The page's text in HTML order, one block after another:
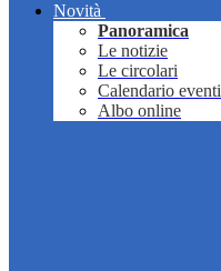
Novità
Panoramica
Le notizie
Le circolari
Calendario eventi
Albo online